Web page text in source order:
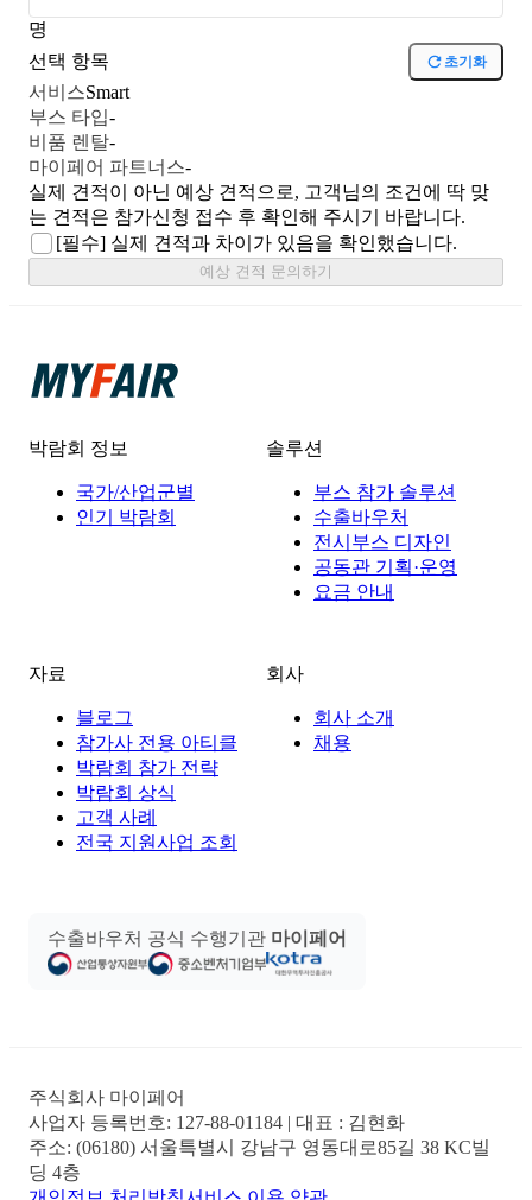
명
선택 항목
초기화
서비스Smart
부스 타입-
비품 렌탈-
마이페어 파트너스-
실제 견적이 아닌 예상 견적으로, 고객님의 조건에 딱 맞
는 견적은 참가신청 접수 후 확인해 주시기 바랍니다.
[필수] 실제 견적과 차이가 있음을 확인했습니다.
예상 견적 문의하기
박람회 정보
국가/산업군별
인기 박람회
솔루션
부스 참가 솔루션
수출바우처
전시부스 디자인
공동관 기획·운영
요금 안내
자료
블로그
참가사 전용 아티클
박람회 참가 전략
박람회 상식
고객 사례
전국 지원사업 조회
회사
회사 소개
채용
수출바우처 공식 수행기관 마이페어
주식회사 마이페어
사업자 등록번호: 127-88-01184 | 대표 : 김현화
주소: (06180) 서울특별시 강남구 영동대로85길 38 KC빌
딩 4층